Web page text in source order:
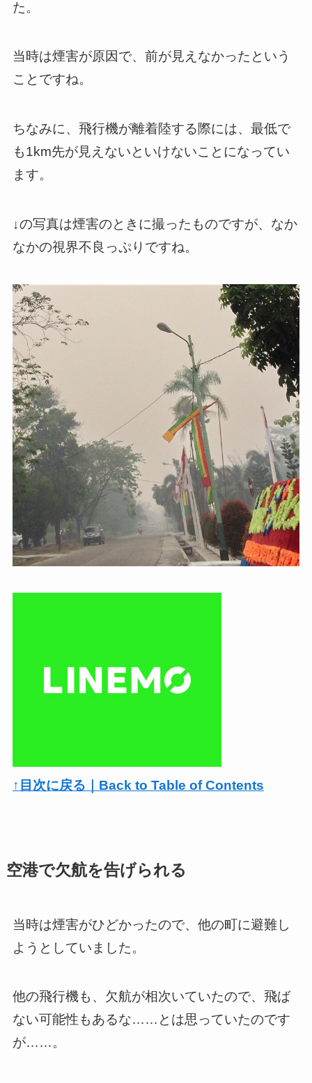
た。
当時は煙害が原因で、前が見えなかったという
ことですね。
ちなみに、飛行機が離着陸する際には、最低で
も1km先が見えないといけないことになってい
ます。
↓の写真は煙害のときに撮ったものですが、なか
なかの視界不良っぷりですね。
↑目次に戻る｜Back to Table of Contents
空港で欠航を告げられる
当時は煙害がひどかったので、他の町に避難し
ようとしていました。
他の飛行機も、欠航が相次いていたので、飛ば
ない可能性もあるな……とは思っていたのです
が……。